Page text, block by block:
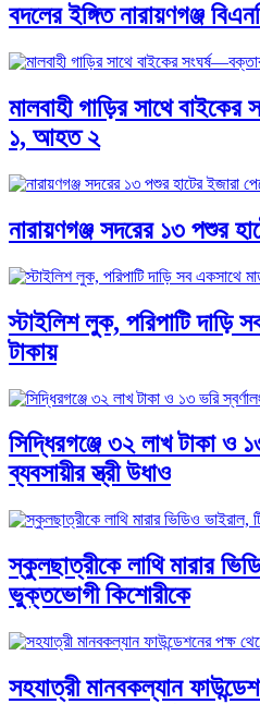
বদলের ইঙ্গিত নারায়ণগঞ্জ
মালবাহী গাড়ির সাথে
১, আহত ২
নারায়ণগঞ্জ সদরের ১৩ পশুর
স্টাইলিশ লুক, পরিপাটি দাড়ি
টাকায়
সিদ্ধিরগঞ্জে ৩২ লাখ টাকা ও
ব্যবসায়ীর স্ত্রী উধাও
স্কুলছাত্রীকে লাথি মারার
ভুক্তভোগী কিশোরীকে
সহযাত্রী মানবকল্যান